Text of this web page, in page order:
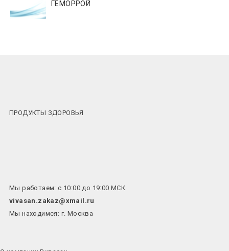
ГЕМОРРОЙ
ПРОДУКТЫ ЗДОРОВЬЯ
Мы работаем: с 10:00 до 19:00 МСК
vivasan.zakaz@xmail.ru
Мы находимся: г. Москва